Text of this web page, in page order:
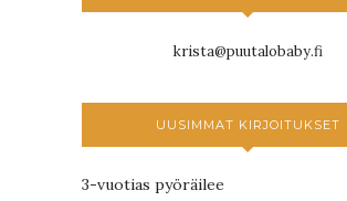
krista@puutalobaby.fi
UUSIMMAT KIRJOITUKSET
3-vuotias pyöräilee